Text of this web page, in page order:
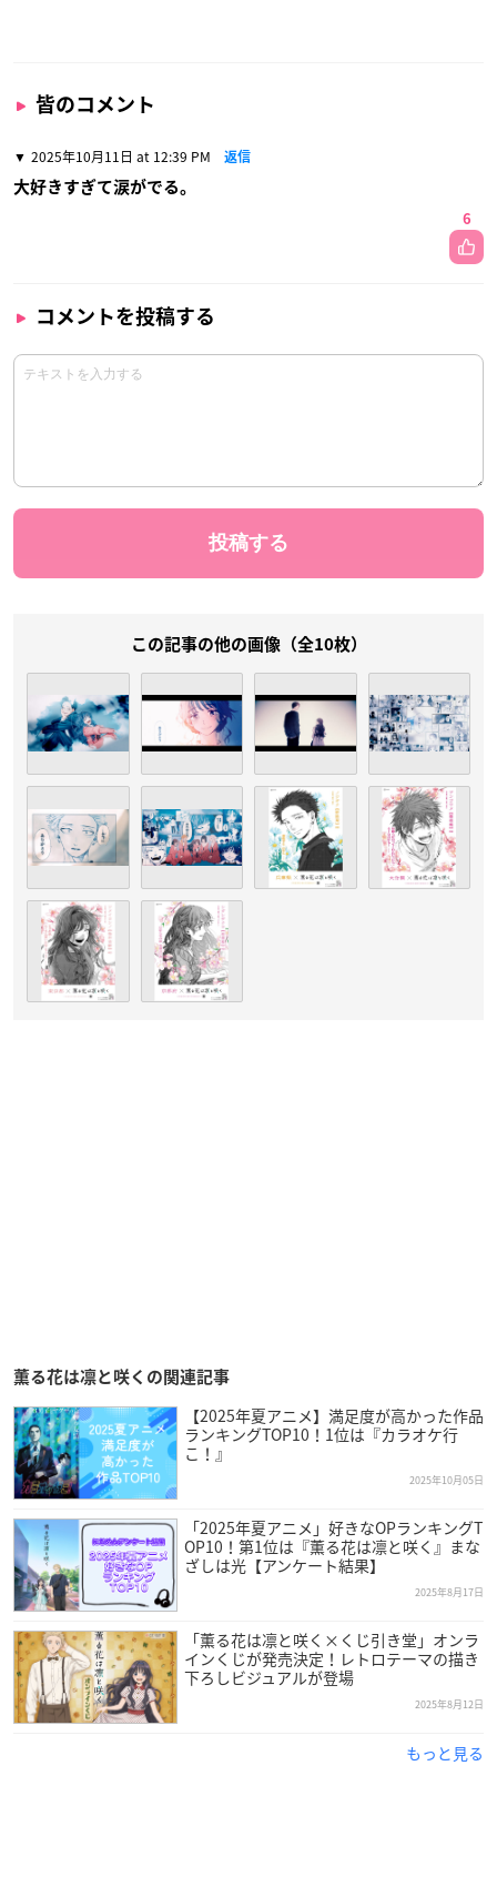
皆のコメント
2025年10月11日 at 12:39 PM 返信
大好きすぎて涙がでる。
6
コメントを投稿する
この記事の他の画像（全10枚）
薫る花は凛と咲くの関連記事
【2025年夏アニメ】満足度が高かった作品
ランキングTOP10！1位は『カラオケ行
こ！』
2025年10月05日
「2025年夏アニメ」好きなOPランキングT
OP10！第1位は『薫る花は凛と咲く』まな
ざしは光【アンケート結果】
2025年8月17日
「薫る花は凛と咲く×くじ引き堂」オンラ
インくじが発売決定！レトロテーマの描き
下ろしビジュアルが登場
2025年8月12日
もっと見る